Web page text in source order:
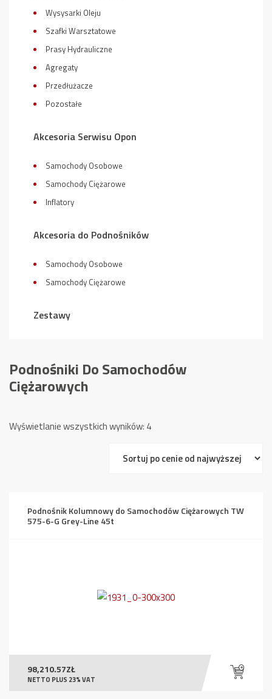
Wysysarki Oleju
Szafki Warsztatowe
Prasy Hydrauliczne
Agregaty
Przedłużacze
Pozostałe
Akcesoria Serwisu Opon
Samochody Osobowe
Samochody Ciężarowe
Inflatory
Akcesoria do Podnośników
Samochody Osobowe
Samochody Ciężarowe
Zestawy
Podnośniki Do Samochodów
Ciężarowych
Wyświetlanie wszystkich wyników: 4Posortowane
ceny:
niskiej
Podnośnik Kolumnowy do Samochodów Ciężarowych TW
575-6-G Grey-Line 45t
98,210.57ZŁ
NETTO PLUS 23% VAT